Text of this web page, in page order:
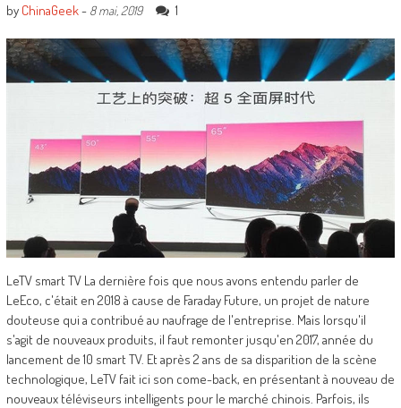
by ChinaGeek- 8 mai, 2019 1
LeTV smart TV La dernière fois que nous avons entendu parler de
LeEco, c'était en 2018 à cause de Faraday Future, un projet de nature
douteuse qui a contribué au naufrage de l'entreprise. Mais lorsqu'il
s'agit de nouveaux produits, il faut remonter jusqu'en 2017, année du
lancement de 10 smart TV. Et après 2 ans de sa disparition de la scène
technologique, LeTV fait ici son come-back, en présentant à nouveau de
nouveaux téléviseurs intelligents pour le marché chinois. Parfois, ils